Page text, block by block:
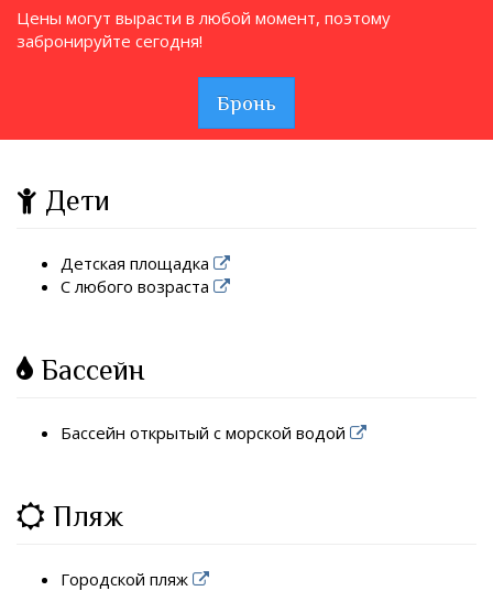
Цены могут вырасти в любой момент, поэтому
забронируйте сегодня!
Бронь
Дети
Детская площадка
С любого возраста
Бассейн
Бассейн открытый с морской водой
Пляж
Городской пляж